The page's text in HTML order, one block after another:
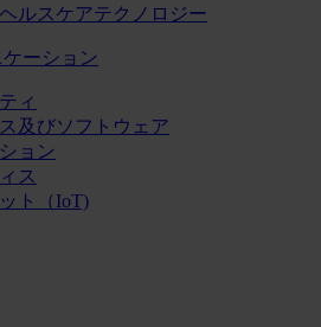
ルスケアテクノロジー
ーション
ィ
及びソフトウェア
ョン
ス
ト（IoT)